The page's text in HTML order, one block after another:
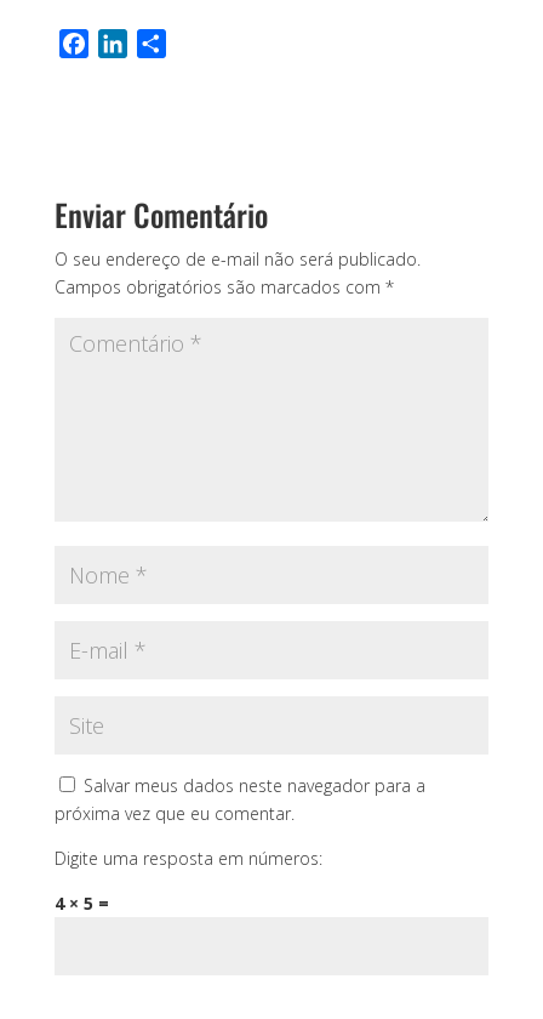
o
n
Enviar Comentário
O seu endereço de e-mail não será publicado.
Campos obrigatórios são marcados com *
Salvar meus dados neste navegador para a
próxima vez que eu comentar.
Digite uma resposta em números:
4 × 5 =